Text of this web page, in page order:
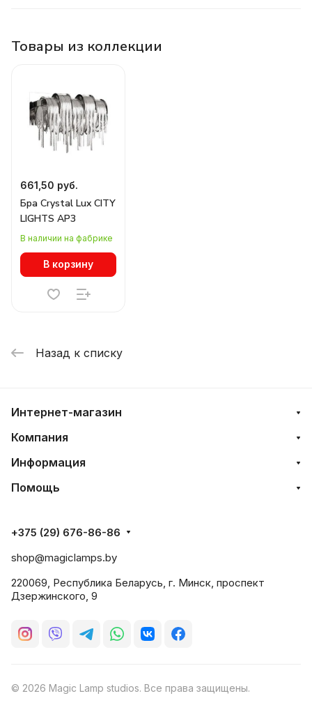
Товары из коллекции
661,50 руб.
Бра Crystal Lux CITY
LIGHTS AP3
В наличии на фабрике
В корзину
Назад к списку
Интернет-магазин
Компания
Информация
Помощь
+375 (29) 676-86-86
shop@magiclamps.by
220069, Республика Беларусь, г. Минск, проспект
Дзержинского, 9
© 2026 Magic Lamp studios. Все права защищены.